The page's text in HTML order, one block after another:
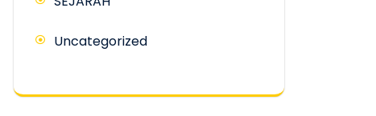
Uncategorized